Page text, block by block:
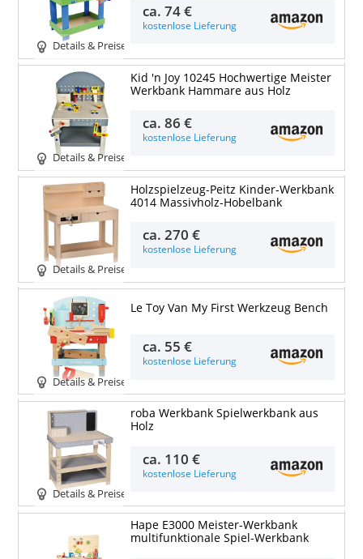
Details & Preise
ca.74 €
kostenlose Lieferung
Details & Preise
Kid 'n Joy 10245 Hochwertige Meister
Werkbank Hammare aus Holz
ca.86 €
kostenlose Lieferung
Details & Preise
Holzspielzeug-Peitz Kinder-Werkbank
4014 Massivholz-Hobelbank
ca.270 €
kostenlose Lieferung
Details & Preise
Le Toy Van My First Werkzeug Bench
ca. 55 €
kostenlose Lieferung
Details & Preise
roba Werkbank Spielwerkbank aus
Holz
ca. 110 €
kostenlose Lieferung
Hape E3000 Meister-Werkbank
multifunktionale Spiel-Werkbank